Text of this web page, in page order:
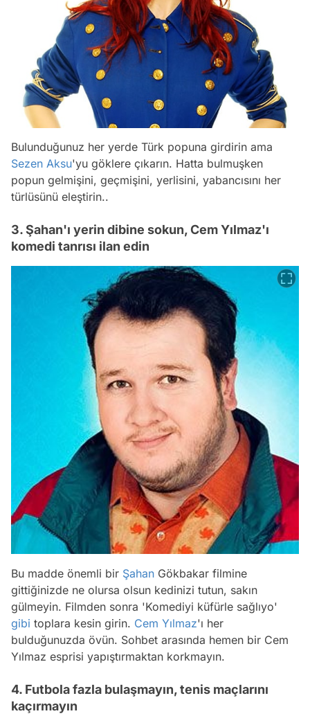
Bulunduğunuz her yerde Türk popuna girdirin ama
Sezen Aksu'yu göklere çıkarın. Hatta bulmuşken
popun gelmişini, geçmişini, yerlisini, yabancısını her
türlüsünü eleştirin..
3. Şahan'ı yerin dibine sokun, Cem Yılmaz'ı
komedi tanrısı ilan edin
Bu madde önemli bir Şahan Gökbakar filmine
gittiğinizde ne olursa olsun kedinizi tutun, sakın
gülmeyin. Filmden sonra 'Komediyi küfürle sağlıyo'
gibi toplara kesin girin. Cem Yılmaz'ı her
bulduğunuzda övün. Sohbet arasında hemen bir Cem
Yılmaz esprisi yapıştırmaktan korkmayın.
4. Futbola fazla bulaşmayın, tenis maçlarını
kaçırmayın